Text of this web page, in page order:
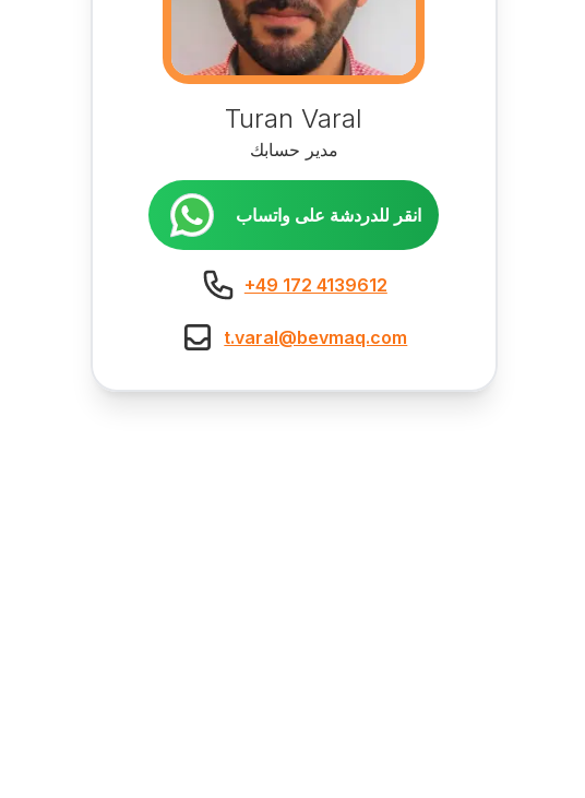
Turan Varal
مدير حسابك
انقر للدردشة على واتساب
+49 172 4139612
t.varal@bevmaq.com